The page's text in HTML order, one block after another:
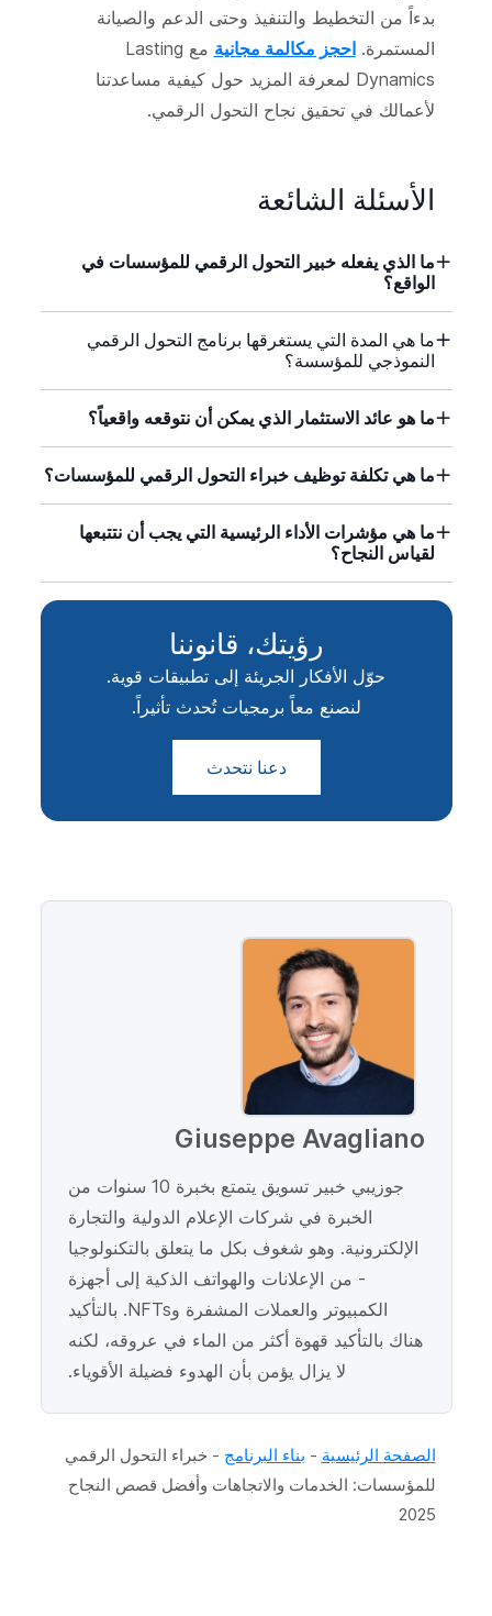
بدءاً من التخطيط والتنفيذ وحتى الدعم والصيانة
المستمرة.احجز مكالمة مجانية
مع Lasting
Dynamics لمعرفة المزيد حول كيفية مساعدتنا
لأعمالك في تحقيق نجاح التحول الرقمي.
الأسئلة الشائعة
ما الذي يفعله خبير التحول الرقمي للمؤسسات في
الواقع؟
ما هي المدة التي يستغرقها برنامج التحول الرقمي
النموذجي للمؤسسة؟
ما هو عائد الاستثمار الذي يمكن أن نتوقعه واقعياً؟
ما هي تكلفة توظيف خبراء التحول الرقمي للمؤسسات؟
ما هي مؤشرات الأداء الرئيسية التي يجب أن نتتبعها
لقياس النجاح؟
رؤيتك، قانوننا
حوّل الأفكار الجريئة إلى تطبيقات قوية.
لنصنع معاً برمجيات تُحدث تأثيراً.
دعنا نتحدث
Giuseppe Avagliano
جوزيبي خبير تسويق يتمتع بخبرة 10 سنوات من
الخبرة في شركات الإعلام الدولية والتجارة
الإلكترونية. وهو شغوف بكل ما يتعلق بالتكنولوجيا
- من الإعلانات والهواتف الذكية إلى أجهزة
الكمبيوتر والعملات المشفرة وNFTs. بالتأكيد
هناك بالتأكيد قهوة أكثر من الماء في عروقه، لكنه
لا يزال يؤمن بأن الهدوء فضيلة الأقوياء.
الصفحة الرئيسية - بناء البرنامج - خبراء التحول الرقمي
للمؤسسات: الخدمات والاتجاهات وأفضل قصص النجاح
2025